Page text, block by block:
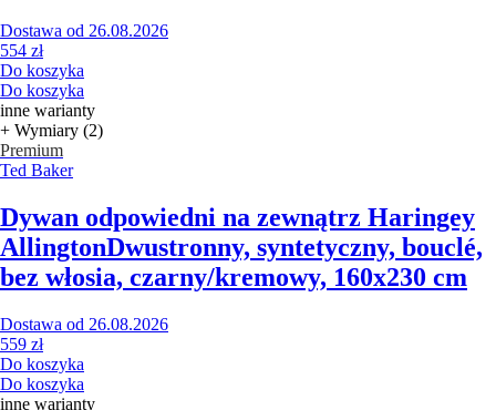
Dostawa od 26.08.2026
554 zł
Do koszyka
Do koszyka
inne warianty
+ Wymiary (2)
Premium
Ted Baker
Dywan odpowiedni na zewnątrz Haringey
AllingtonDwustronny, syntetyczny, bouclé,
bez włosia, czarny/kremowy, 160x230 cm
Dostawa od 26.08.2026
559 zł
Do koszyka
Do koszyka
inne warianty